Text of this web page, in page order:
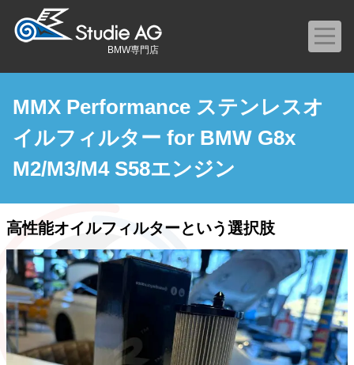
BMW専門店
MMX Performance ステンレスオ
イルフィルター for BMW G8x
M2/M3/M4 S58エンジン
高性能オイルフィルターという選択肢